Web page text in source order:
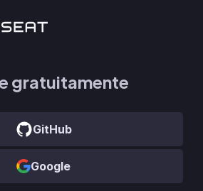
gratuitamente
GitHub
Google